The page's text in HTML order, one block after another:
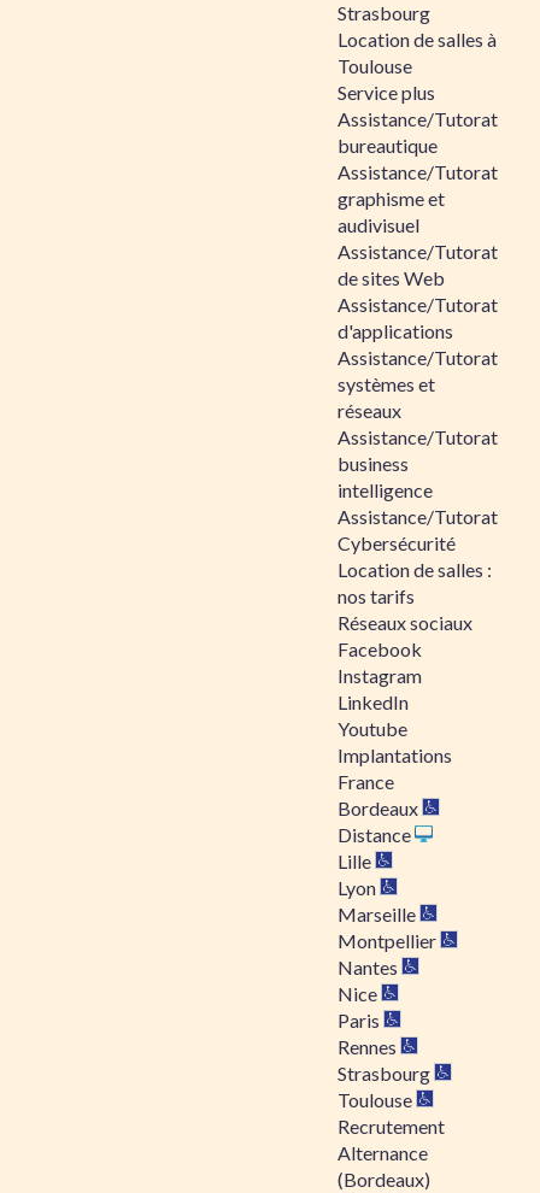
Strasbourg
Location de salles à
Toulouse
Service plus
Assistance/Tutorat
bureautique
Assistance/Tutorat
graphisme et
audivisuel
Assistance/Tutorat
de sites Web
Assistance/Tutorat
d'applications
Assistance/Tutorat
systèmes et
réseaux
Assistance/Tutorat
business
intelligence
Assistance/Tutorat
Cybersécurité
Location de salles :
nos tarifs
Réseaux sociaux
Facebook
Instagram
LinkedIn
Youtube
Implantations
France
Bordeaux
Distance
Lille
Lyon
Marseille
Montpellier
Nantes
Nice
Paris
Rennes
Strasbourg
Toulouse
Recrutement
Alternance
(Bordeaux)